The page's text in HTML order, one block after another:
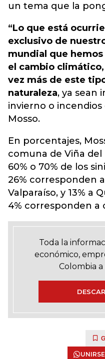
un tema que la
“Lo que está
exclusivo de
mundial que
el cambio
vez más de este
naturaleza, ya sean
invierno o incendios
Mosso.
En porcentajes,
comuna de Viña del
60% o 70% de los
26% corresponden
Valparaíso, y 13% a
4% corresponden a
Toda la
económico,
Colombia